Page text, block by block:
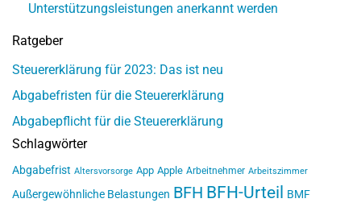
Unterstützungsleistungen anerkannt werden
Ratgeber
Steuererklärung für 2023: Das ist neu
Abgabefristen für die Steuererklärung
Abgabepflicht für die Steuererklärung
Schlagwörter
Abgabefrist Altersvorsorge App Apple Arbeitnehmer Arbeitszimmer
Außergewöhnliche Belastungen BFH BFH-Urteil BMF